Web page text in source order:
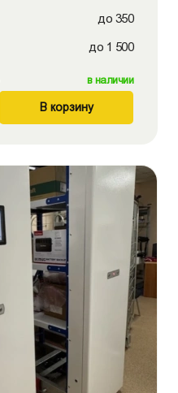
до 350
до 1 500
в наличии
В корзину